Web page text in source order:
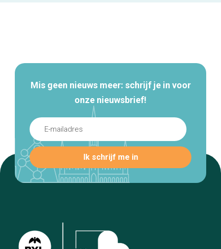
Mis geen nieuws meer: schrijf je in voor
onze nieuwsbrief!